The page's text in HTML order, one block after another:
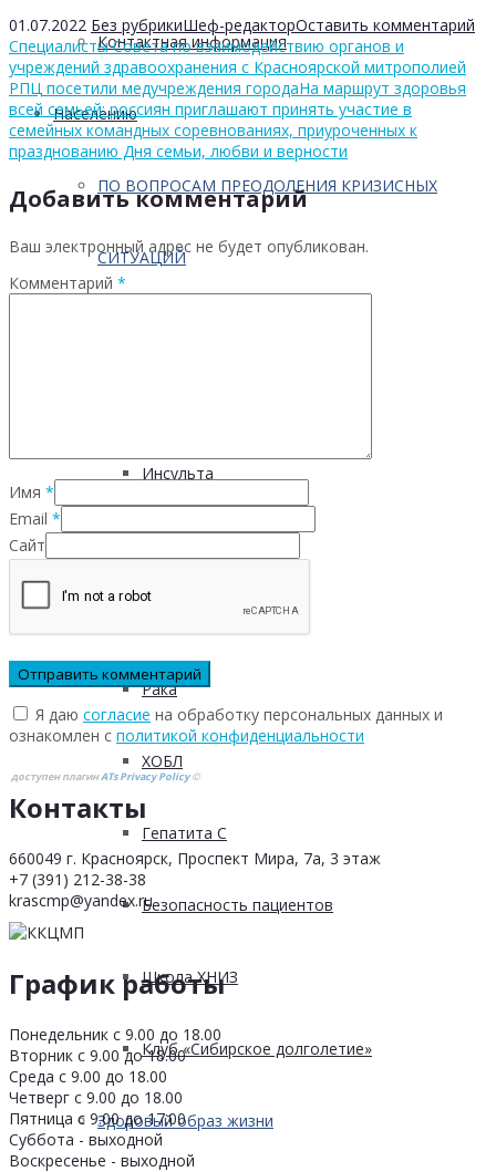
Контактная информация
Населению
ПО ВОПРОСАМ ПРЕОДОЛЕНИЯ КРИЗИСНЫХ
СИТУАЦИЙ
Инсульта
Сахарного диабета
Рака
ХОБЛ
Гепатита С
Безопасность пациентов
Школа ХНИЗ
Клуб «Сибирское долголетие»
Здоровый образ жизни
01.07.2022 Без рубрикиШеф-редакторОставить комментарий
Специалисты Совета по взаимодействию органов и
учреждений здравоохранения с Красноярской митрополией
РПЦ посетили медучреждения городаНа маршрут здоровья
всей семьей: россиян приглашают принять участие в
семейных командных соревнованиях, приуроченных к
празднованию Дня семьи, любви и верности
Добавить комментарий
Ваш электронный адрес не будет опубликован.
Комментарий *
Имя *
Email *
Сайт
Я даю согласие на обработку персональных данных и
ознакомлен с политикой конфиденциальности
доступен плагинATs Privacy Policy©
Контакты
660049 г. Красноярск, Проспект Мира, 7а, 3 этаж
+7 (391) 212-38-38
krascmp@yandex.ru
График работы
Понедельник с 9.00 до 18.00
Вторник с 9.00 до 18.00
Среда с 9.00 до 18.00
Четверг с 9.00 до 18.00
Пятница с 9.00 до 17.00
Суббота - выходной
Воскресенье - выходной